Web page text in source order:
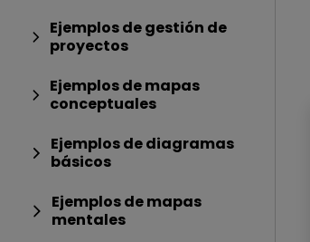
Ejemplos de gestión de
proyectos
Ejemplos de mapas
conceptuales
Ejemplos de diagramas
básicos
Ejemplos de mapas
mentales